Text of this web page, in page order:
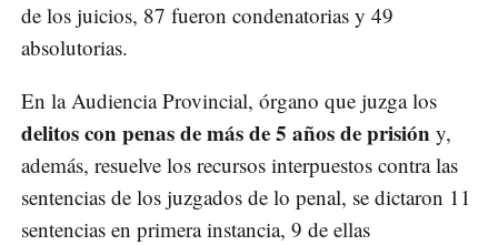
de los juicios, 87 fueron condenatorias y 49
absolutorias.
En la Audiencia Provincial, órgano que juzga los
delitos con penas de más de 5 años de prisión y,
además, resuelve los recursos interpuestos contra las
sentencias de los juzgados de lo penal, se dictaron 11
sentencias en primera instancia, 9 de ellas